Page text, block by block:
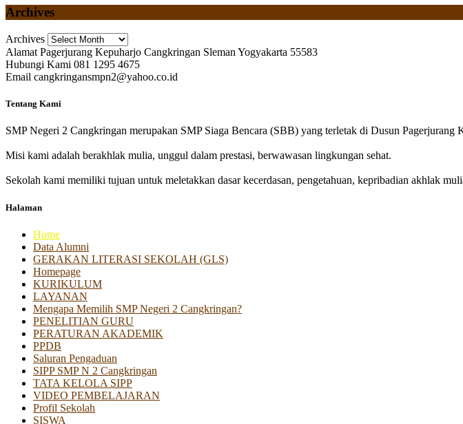
Archives
Archives
Alamat Pagerjurang Kepuharjo Cangkringan Sleman Yogyakarta 55583
Hubungi Kami 081 1295 4675
Email cangkringansmpn2@yahoo.co.id
Tentang Kami
SMP Negeri 2 Cangkringan merupakan SMP Siaga Bencara (SBB) yang terletak di Dusun Pagerjurang
Misi kami adalah berakhlak mulia, unggul dalam prestasi, berwawasan lingkungan sehat.
Sekolah kami memiliki tujuan untuk meletakkan dasar kecerdasan, pengetahuan, kepribadian akhlak
Halaman
Home
Data Alumni
GERAKAN LITERASI SEKOLAH (GLS)
Homepage
KURIKULUM
LAYANAN
Mengapa Memilih SMP Negeri 2 Cangkringan?
PENELITIAN GURU
PERATURAN AKADEMIK
PPDB
Saluran Pengaduan
SIPP SMP N 2 Cangkringan
TATA KELOLA SIPP
VIDEO PEMBELAJARAN
Profil Sekolah
SISWA